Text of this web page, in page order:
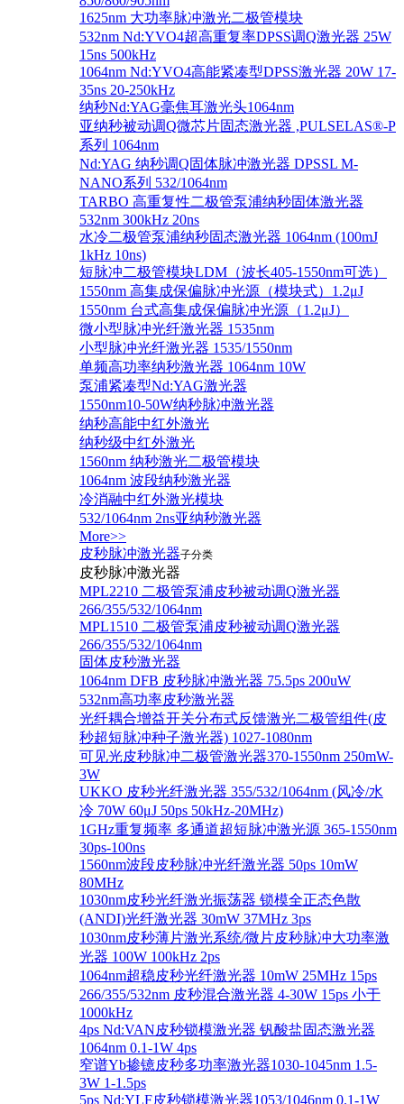
1625nm 大功率脉冲激光二极管模块
532nm Nd:YVO4超高重复率DPSS调Q激光器 25W
15ns 500kHz
1064nm Nd:YVO4高能紧凑型DPSS激光器 20W 17-
35ns 20-250kHz
纳秒Nd:YAG毫焦耳激光头1064nm
亚纳秒被动调Q微芯片固态激光器 ,PULSELAS®-P
系列 1064nm
Nd:YAG 纳秒调Q固体脉冲激光器 DPSSL M-
NANO系列 532/1064nm
TARBO 高重复性二极管泵浦纳秒固体激光器
532nm 300kHz 20ns
水冷二极管泵浦纳秒固态激光器 1064nm (100mJ
1kHz 10ns)
短脉冲二极管模块LDM（波长405-1550nm可选）
1550nm 高集成保偏脉冲光源（模块式）1.2μJ
1550nm 台式高集成保偏脉冲光源（1.2μJ）
微小型脉冲光纤激光器 1535nm
小型脉冲光纤激光器 1535/1550nm
单频高功率纳秒激光器 1064nm 10W
泵浦紧凑型Nd:YAG激光器
1550nm10-50W纳秒脉冲激光器
纳秒高能中红外激光
纳秒级中红外激光
1560nm 纳秒激光二极管模块
1064nm 波段纳秒激光器
冷消融中红外激光模块
532/1064nm 2ns亚纳秒激光器
More>>
皮秒脉冲激光器子分类
皮秒脉冲激光器
​MPL2210 二极管泵浦皮秒被动调Q激光器
266/355/532/1064nm
MPL1510 二极管泵浦皮秒被动调Q激光器
266/355/532/1064nm
固体皮秒激光器
1064nm DFB 皮秒脉冲激光器 75.5ps 200uW
532nm高功率皮秒激光器
光纤耦合增益开关分布式反馈激光二极管组件(皮
秒超短脉冲种子激光器) 1027-1080nm
可见光皮秒脉冲二极管激光器370-1550nm 250mW-
3W
UKKO 皮秒光纤激光器 355/532/1064nm (风冷/水
冷 70W 60μJ 50ps 50kHz-20MHz)
1GHz重复频率 多通道超短脉冲激光源 365-1550nm
30ps-100ns
1560nm波段皮秒脉冲光纤激光器 50ps 10mW
80MHz
1030nm皮秒光纤激光振荡器 锁模全正态色散
(ANDI)光纤激光器 30mW 37MHz 3ps
1030nm皮秒薄片激光系统/微片皮秒脉冲大功率激
光器 100W 100kHz 2ps
1064nm超稳皮秒光纤激光器 10mW 25MHz 15ps
266/355/532nm 皮秒混合激光器 4-30W 15ps 小于
1000kHz
4ps Nd:VAN皮秒锁模激光器 钒酸盐固态激光器
1064nm 0.1-1W 4ps
窄谱Yb掺镱皮秒多功率激光器1030-1045nm 1.5-
3W 1-1.5ps
5ps Nd:YLF皮秒锁模激光器1053/1046nm 0.1-1W